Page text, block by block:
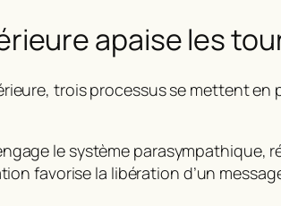
apaise les
trois processus se mettent
le système parasympathique,
favorise la libération d’un